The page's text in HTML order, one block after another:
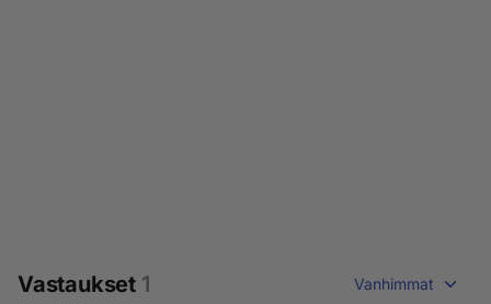
Vastaukset 1 Vanhimmat